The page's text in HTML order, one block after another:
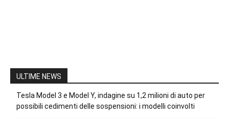
ULTIME NEWS
Tesla Model 3 e Model Y, indagine su 1,2 milioni di auto per
possibili cedimenti delle sospensioni: i modelli coinvolti